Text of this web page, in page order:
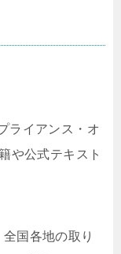
ライアンス・オ
や公式テキスト
国各地の取り